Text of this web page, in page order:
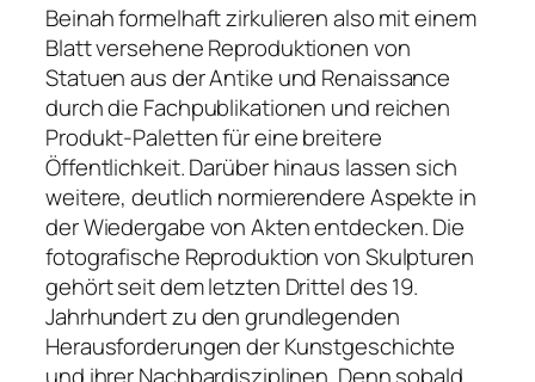
Beinah formelhaft zirkulieren also mit einem
Blatt versehene Reproduktionen von
Statuen aus der Antike und Renaissance
durch die Fachpublikationen und reichen
Produkt-Paletten für eine breitere
Öffentlichkeit. Darüber hinaus lassen sich
weitere, deutlich normierendere Aspekte in
der Wiedergabe von Akten entdecken. Die
fotografische Reproduktion von Skulpturen
gehört seit dem letzten Drittel des 19.
Jahrhundert zu den grundlegenden
Herausforderungen der Kunstgeschichte